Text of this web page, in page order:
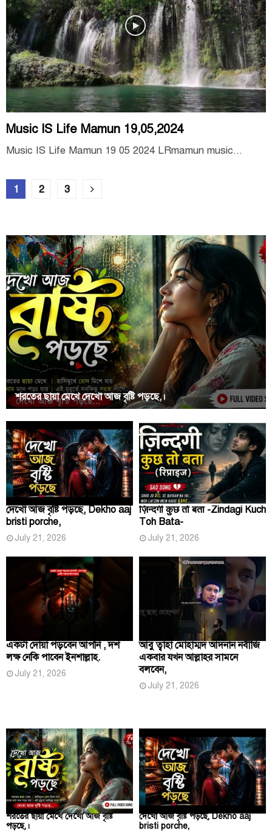
Music IS Life Mamun 19,05,2024
Music IS Life Mamun 19 05 2024 LRmamun music...
Posts
1 2 3
শরতের ছায়া মেখে দেখো আজ বৃষ্টি পড়ছে,।
দেখো আজ বৃষ্টি পড়ছে, Dekho aaj
bristi porche,
July 21, 2026
ज़िन्दगी कुछ तो बता -Zindagi Kuch
Toh Bata-
July 21, 2026
একটা দোয়া পড়বেন আপনি , দশ
লক্ষ নেকি পাবেন ইনশাল্লাহ.
July 21, 2026
আবু ত্বাহা মোহাম্মদ আদনান নবীজি
একবার যখন আল্লাহর সামনে
বলবেন,
July 21, 2026
শরতের ছায়া মেখে দেখো আজ বৃষ্টি
পড়ছে,।
দেখো আজ বৃষ্টি পড়ছে, Dekho aaj
bristi porche,